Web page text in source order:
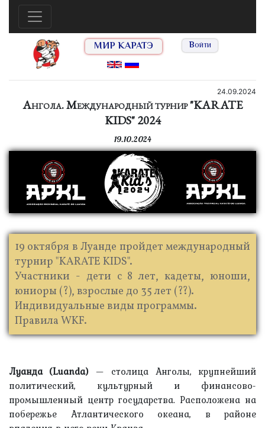
МИР КАРАТЭ Войти
24.09.2024
Ангола. Международный турнир "KARATE
KIDS" 2024
19.10.2024
19 октября в Луанде пройдет международный
турнир "KARATE KIDS".
Участники - дети с 8 лет, кадеты, юноши,
юниоры (?), взрослые до 35 лет (??).
Индивидуальные виды программы.
Правила WKF.
Луанда (Luanda) — столица Анголы, крупнейший
политический, культурный и финансово-
промышленный центр государства. Расположена на
побережье Атлантического океана, в районе